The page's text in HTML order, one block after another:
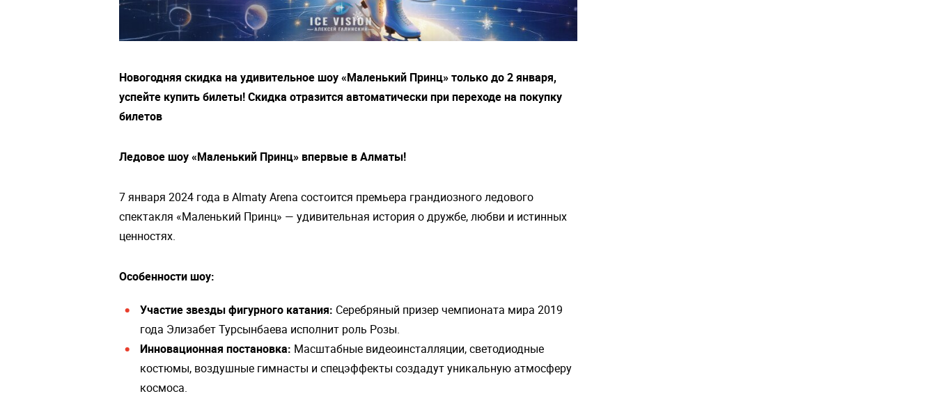
Новогодняя скидка на удивительное шоу «Маленький Принц» только до 2 января,
успейте купить билеты! Скидка отразится автоматически при переходе на покупку
билетов
Ледовое шоу «Маленький Принц» впервые в Алматы!
7 января 2024 года в Almaty Arena состоится премьера грандиозного ледового
спектакля «Маленький Принц» — удивительная история о дружбе, любви и истинных
ценностях.
Особенности шоу:
Участие звезды фигурного катания: Серебряный призер чемпионата мира 2019
года Элизабет Турсынбаева исполнит роль Розы.
Инновационная постановка: Масштабные видеоинсталляции, светодиодные
костюмы, воздушные гимнасты и спецэффекты создадут уникальную атмосферу
космоса.